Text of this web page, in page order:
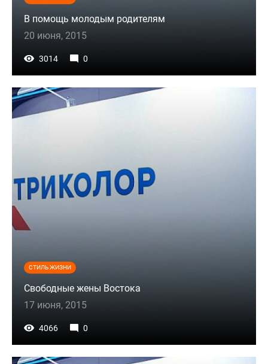
В помощь молодым родителям
20 июня, 2015
3014 0
СТИЛЬ ЖИЗНИ
Свободные жены Востока
17 июня, 2015
4066 0